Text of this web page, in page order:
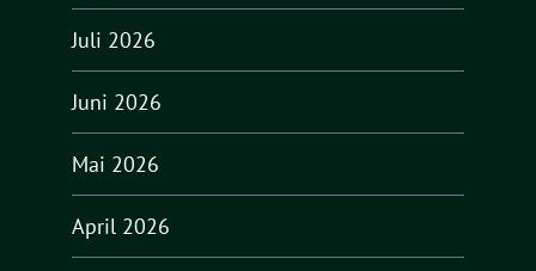
Juli 2026
Juni 2026
Mai 2026
April 2026